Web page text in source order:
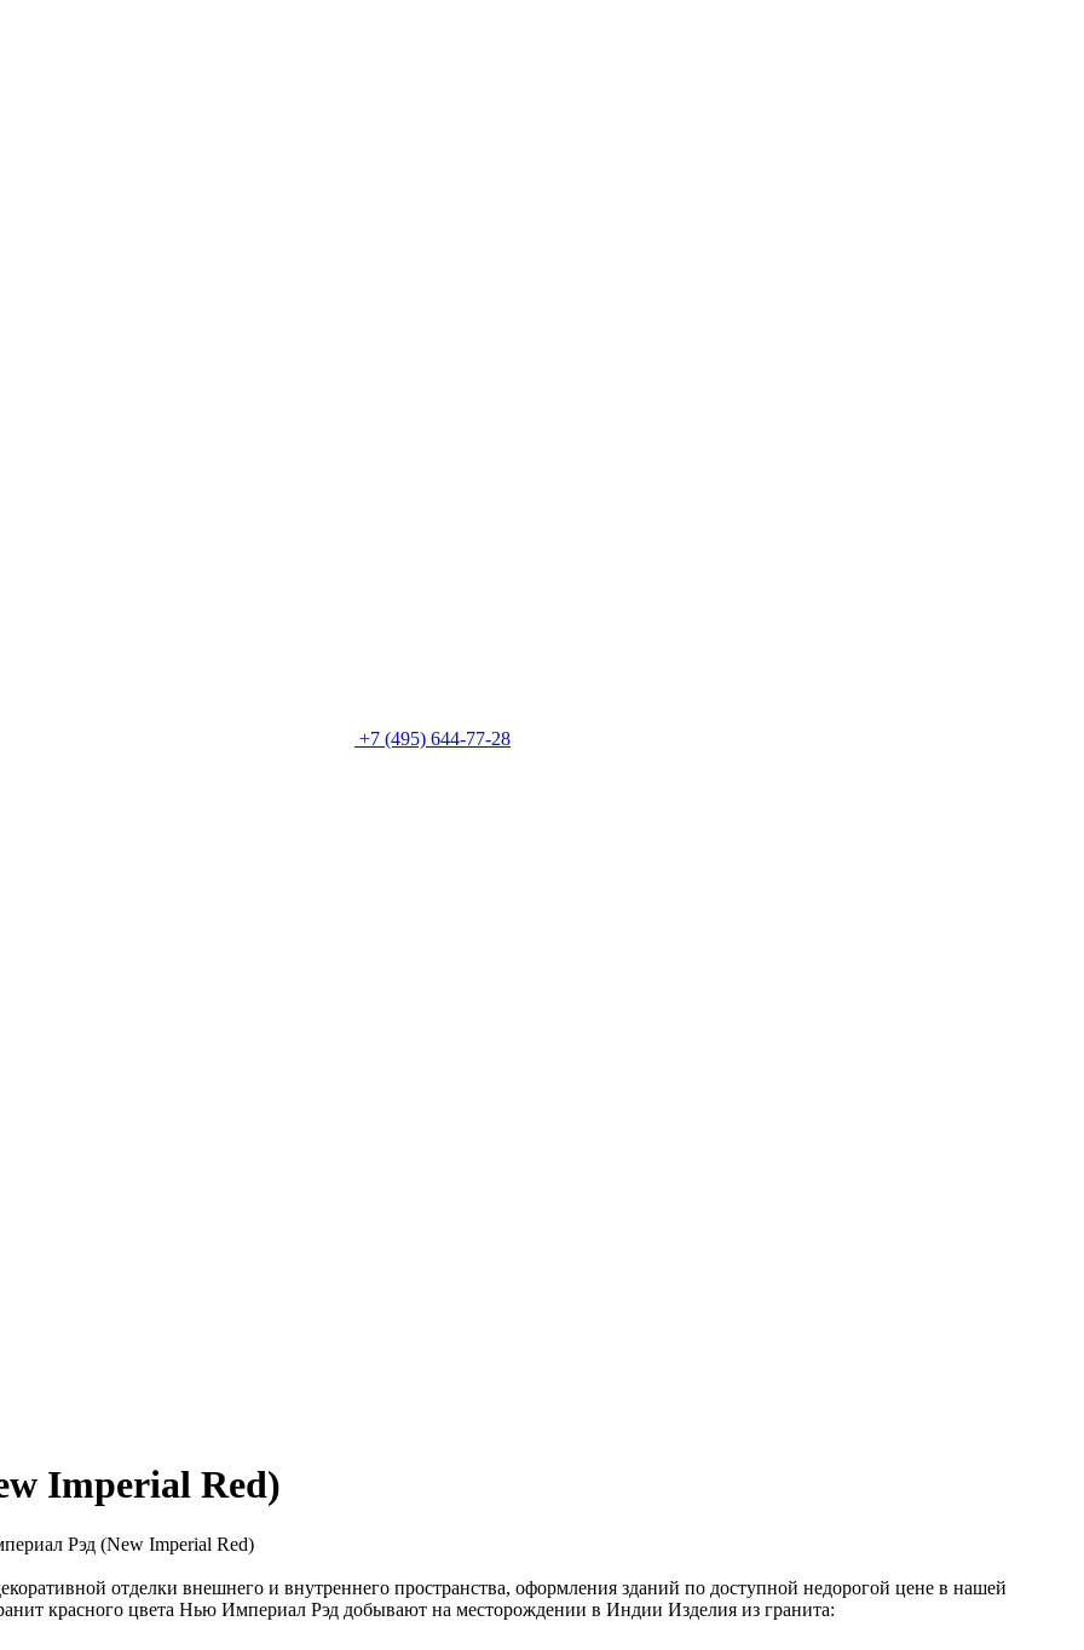
+7 (495) 644-77-28
Imperial Red)
отделки внешнего и внутреннего пространства, оформления зданий по доступной недорогой цене в нашей
красного цвета Нью Империал Рэд добывают на месторождении в Индии Изделия из гранита: